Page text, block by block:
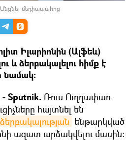
Անցնել մեդիապահոց
Իլարիոնին (Ալֆեև)
և ձերբակալելու հիմք է
նամակ:
Sputnik. Ռուս Ուղղափառ
հայտնել են
ենթարկված
ազատ արձակվելու մասին: